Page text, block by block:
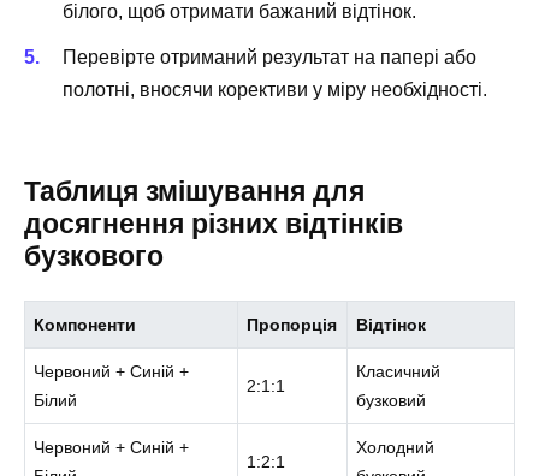
білого, щоб отримати бажаний відтінок.
Перевірте отриманий результат на папері або
полотні, вносячи корективи у міру необхідності.
Таблиця змішування для
досягнення різних відтінків
бузкового
Компоненти Пропорція Відтінок
Червоний + Синій +
Білий
2:1:1
Класичний
бузковий
Червоний + Синій +
1:2:1
Холодний